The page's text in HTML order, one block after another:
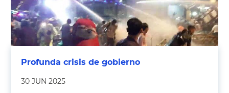
Profunda crisis de gobierno
30 JUN 2025